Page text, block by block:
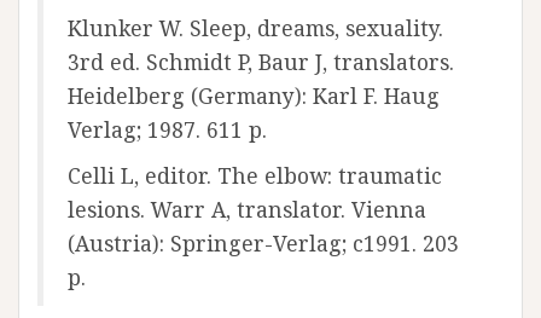
Klunker W. Sleep, dreams, sexuality.
3rd ed. Schmidt P, Baur J, translators.
Heidelberg (Germany): Karl F. Haug
Verlag; 1987. 611 p.
Celli L, editor. The elbow: traumatic
lesions. Warr A, translator. Vienna
(Austria): Springer-Verlag; c1991. 203
p.